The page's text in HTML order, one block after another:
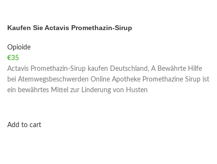
Kaufen Sie Actavis Promethazin-Sirup
Opioide
€35
Actavis Promethazin-Sirup kaufen Deutschland, A Bewährte Hilfe
bei Atemwegsbeschwerden Online Apotheke Promethazine Sirup ist
ein bewährtes Mittel zur Linderung von Husten
Add to cart